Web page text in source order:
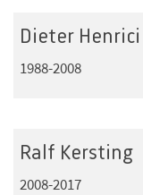
Dieter Henrici
1988-2008
Ralf Kersting
2008-2017